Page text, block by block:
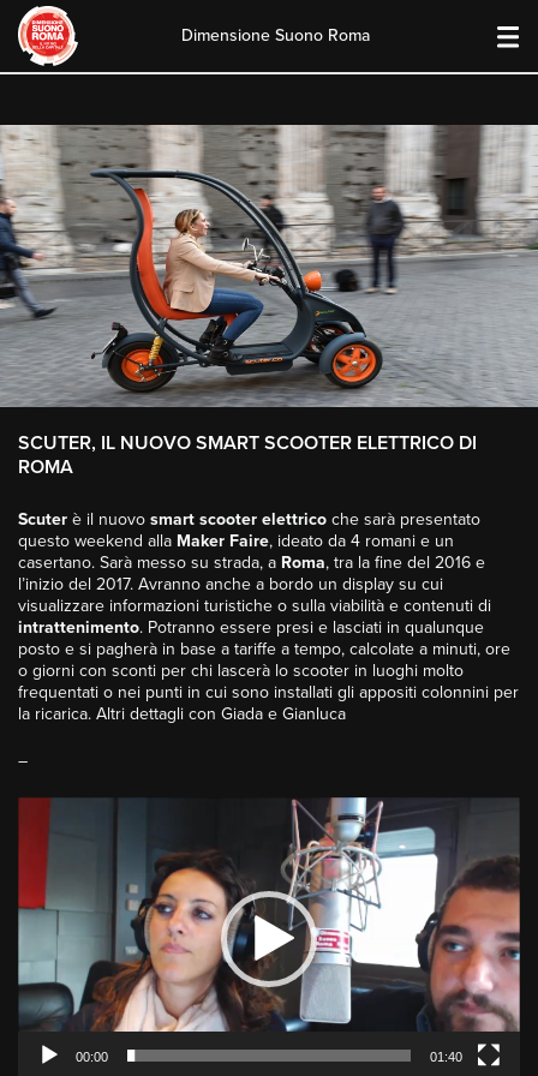
content
Dimensione Suono Roma
SCUTER, IL NUOVO SMART SCOOTER ELETTRICO DI
ROMA
Scuter è il nuovo smart scooter elettrico che sarà presentato
questo weekend alla Maker Faire, ideato da 4 romani e un
casertano. Sarà messo su strada, a Roma, tra la fine del 2016 e
l’inizio del 2017. Avranno anche a bordo un display su cui
visualizzare informazioni turistiche o sulla viabilità e contenuti di
intrattenimento. Potranno essere presi e lasciati in qualunque
posto e si pagherà in base a tariffe a tempo, calcolate a minuti, ore
o giorni con sconti per chi lascerà lo scooter in luoghi molto
frequentati o nei punti in cui sono installati gli appositi colonnini per
la ricarica. Altri dettagli con Giada e Gianluca
–
00:00 01:40